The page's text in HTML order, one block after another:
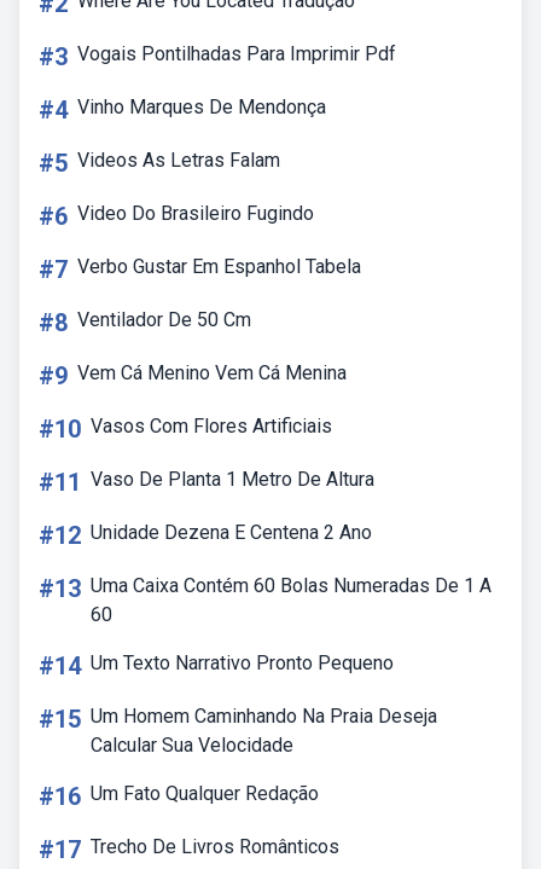
#3 Vogais Pontilhadas Para Imprimir Pdf
#4 Vinho Marques De Mendonça
#5 Videos As Letras Falam
#6 Video Do Brasileiro Fugindo
#7 Verbo Gustar Em Espanhol Tabela
#8 Ventilador De 50 Cm
#9 Vem Cá Menino Vem Cá Menina
#10 Vasos Com Flores Artificiais
#11 Vaso De Planta 1 Metro De Altura
#12 Unidade Dezena E Centena 2 Ano
#13 Uma Caixa Contém 60 Bolas Numeradas De 1 A
60
#14 Um Texto Narrativo Pronto Pequeno
#15 Um Homem Caminhando Na Praia Deseja
Calcular Sua Velocidade
#16 Um Fato Qualquer Redação
#17 Trecho De Livros Românticos